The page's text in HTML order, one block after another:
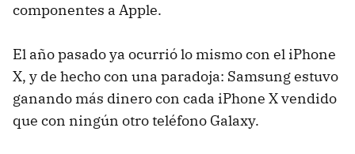
componentes a Apple.
El año pasado ya ocurrió lo mismo con el iPhone
X, y de hecho con una paradoja: Samsung estuvo
ganando más dinero con cada iPhone X vendido
que con ningún otro teléfono Galaxy.